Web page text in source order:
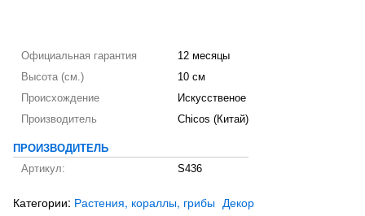
Официальная гарантия
12 месяцы
Высота (см.)
10 см
Происхождение
Искусственое
Производитель
Chicos (Китай)
ПРОИЗВОДИТЕЛЬ
Артикул:
S436
Категории: Растения, кораллы, грибы Декор